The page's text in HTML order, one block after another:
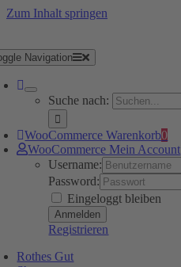
Zum Inhalt springen
Navigation
Suche nach:
WooCommerce Warenkorb0
WooCommerce Mein Account
Username:
Password:
Eingeloggt bleiben
Registrieren
Rothes Gut